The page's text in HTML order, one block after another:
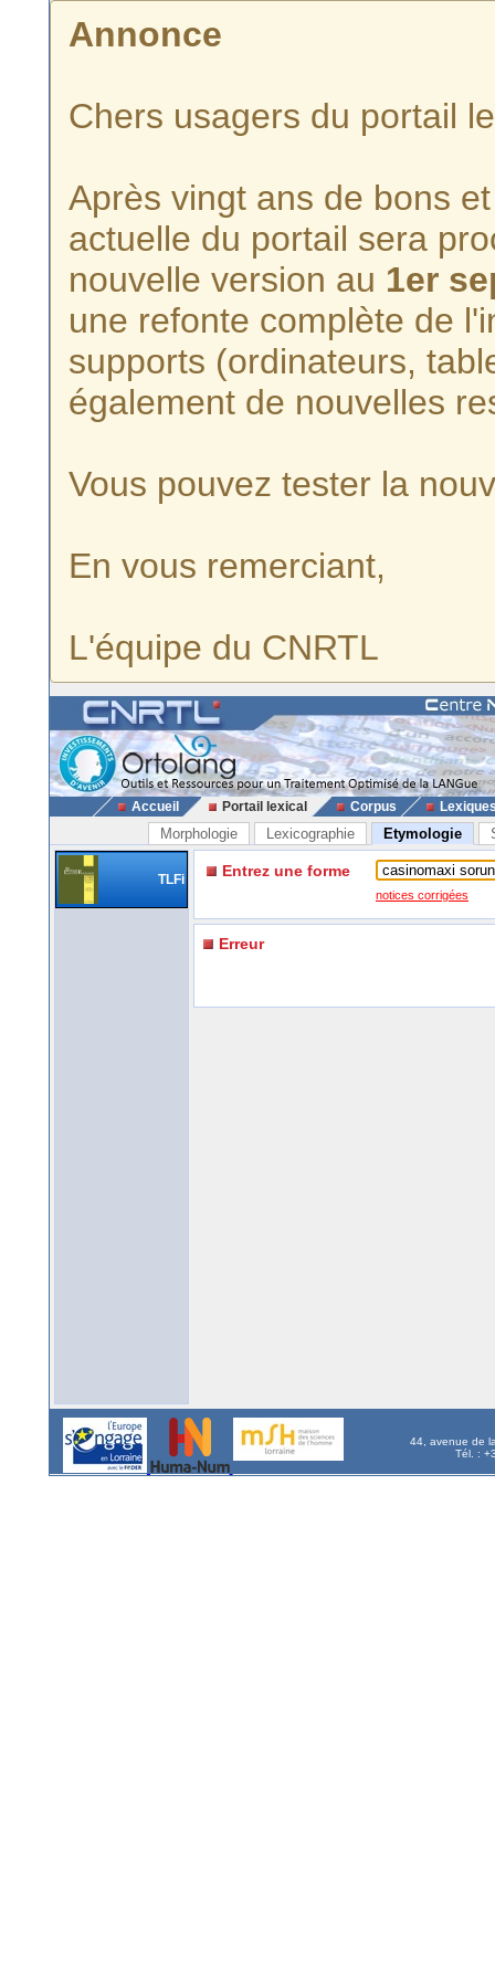
Annonce
Chers usagers du portail
Après vingt ans de bons
actuelle du portail sera
nouvelle version au 1er
une refonte complète de
supports (ordinateurs,
également de nouvelles
Vous pouvez tester la
En vous remerciant,
L'équipe du CNRTL
Accueil Portail lexical Corpus
Morphologie Lexicographie Etymologie
TLFi Entrez une forme
notices corrigées
Erreur
44, avenue de
Tél. :